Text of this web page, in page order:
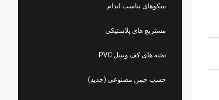
سکوهای تناسب اندام
مستربچ های پلاستیکی
تخته های کف وینیل PVC
چسب چمن مصنوعی (جدید)